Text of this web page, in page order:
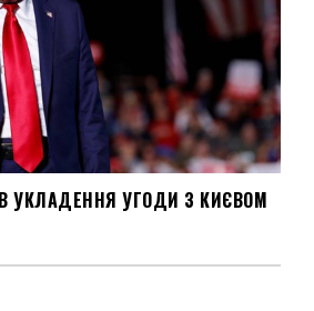
УКЛАДЕННЯ УГОДИ З КИЄВОМ